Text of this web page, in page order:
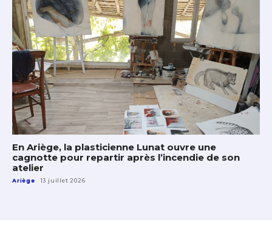
En Ariège, la plasticienne Lunat ouvre une
cagnotte pour repartir après l’incendie de son
atelier
Ariège 13 juillet 2026